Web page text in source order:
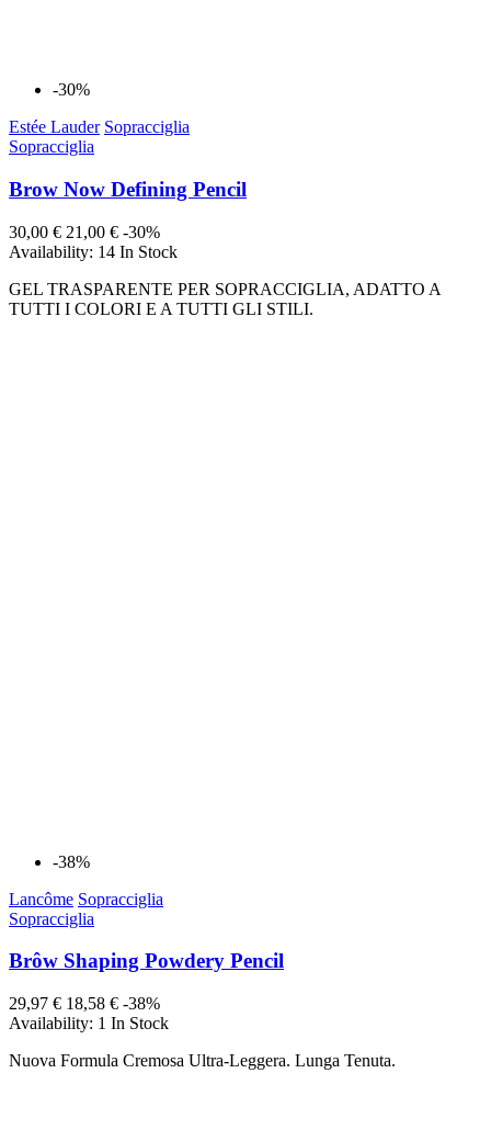
-30%
Estée Lauder Sopracciglia
Sopracciglia
Brow Now Defining Pencil
30,00 € 21,00 € -30%
Availability: 14 In Stock
GEL TRASPARENTE PER SOPRACCIGLIA, ADATTO A
TUTTI I COLORI E A TUTTI GLI STILI.
-38%
Lancôme Sopracciglia
Sopracciglia
Brôw Shaping Powdery Pencil
29,97 € 18,58 € -38%
Availability: 1 In Stock
Nuova Formula Cremosa Ultra-Leggera. Lunga Tenuta.